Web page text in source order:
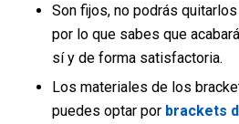
Son fijos, no podrás
por lo que sabes que
sí y de forma satisfactoria.
Los materiales de los
puedes optar por brackets